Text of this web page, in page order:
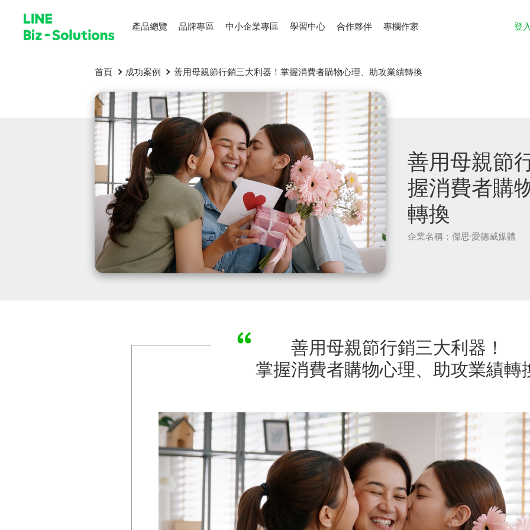
產品總覽 品牌專區 中小企業專區 學習中心 合作夥伴 專欄作家 登
首頁 成功案例 善用母親節行銷三大利器！掌握消費者購物心理、助攻業績轉換
善用母親節
握消費者購
轉換
企業名稱：傑思·愛德威媒體
善用母親節行銷三大利器！
掌握消費者購物心理、助攻業績轉